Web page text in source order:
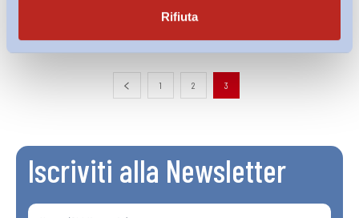
Rifiuta
1 2 3
Iscriviti alla Newsletter